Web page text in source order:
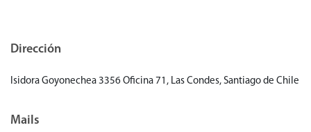
Dirección
Isidora Goyonechea 3356 Oficina 71, Las Condes, Santiago de Chile
Mails